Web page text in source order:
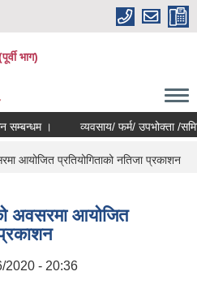
भाग)
। व्यवसाय/ फर्म/ उपभोक्ता /समिति/
आयोजित प्रतियोगिताको नतिजा प्रकाशन
अवसरमा आयोजित
2020 - 20:36